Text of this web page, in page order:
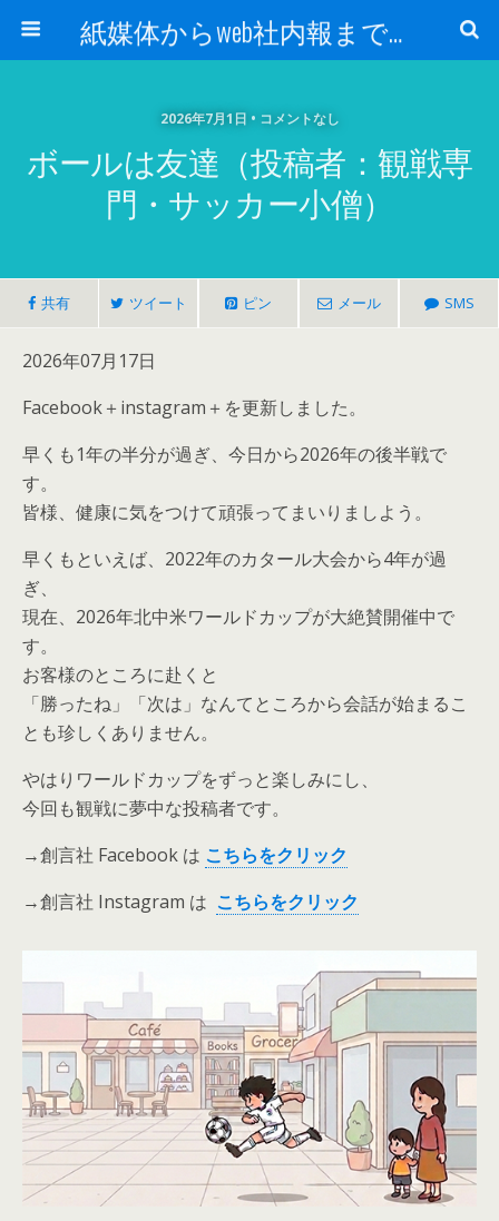
紙媒体からweb社内報まで 社内報制作会社 創言社：東京都千代田区飯田橋駅から１分
2026年7月1日 • コメントなし
ボールは友達（投稿者：観戦専
門・サッカー小僧）
共有 ツイート ピン メール SMS
2026年07月17日
Facebook＋instagram＋を更新しました。
早くも1年の半分が過ぎ、今日から2026年の後半戦で
す。
皆様、健康に気をつけて頑張ってまいりましよう。
早くもといえば、2022年のカタール大会から4年が過
ぎ、
現在、2026年北中米ワールドカップが大絶賛開催中で
す。
お客様のところに赴くと
「勝ったね」「次は」なんてところから会話が始まるこ
とも珍しくありません。
やはりワールドカップをずっと楽しみにし、
今回も観戦に夢中な投稿者です。
→創言社 Facebook は こちらをクリック
→創言社 Instagram は こちらをクリック